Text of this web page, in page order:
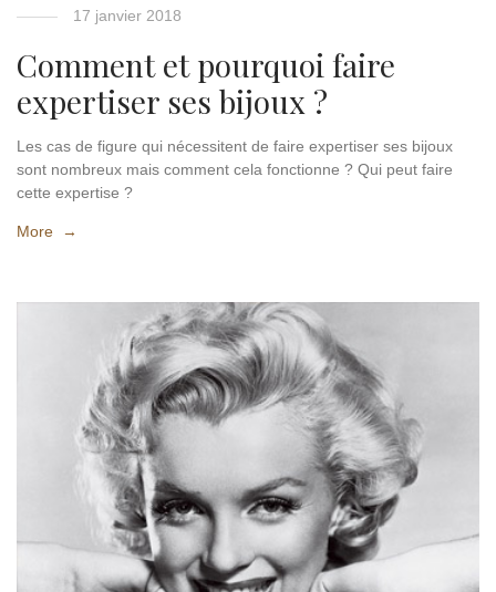
17 janvier 2018
Comment et pourquoi faire
expertiser ses bijoux ?
Les cas de figure qui nécessitent de faire expertiser ses bijoux
sont nombreux mais comment cela fonctionne ? Qui peut faire
cette expertise ?
More →